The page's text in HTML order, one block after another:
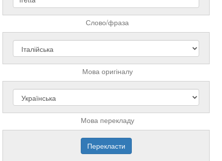
Слово/фраза
Мова оригіналу
Мова перекладу